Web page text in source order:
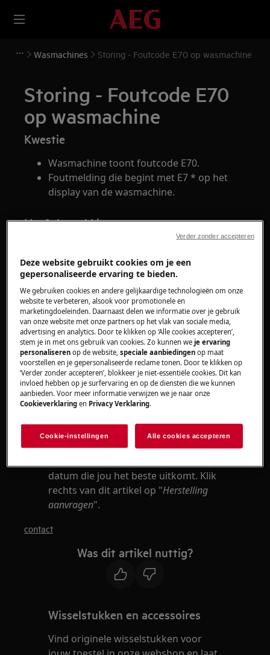
Wasmachines Storing - Foutcode E70 op wasmachine
Storing - Foutcode E70
op wasmachine
Kwestie
Wasmachine toont foutcode E70.
Foutmelding die begint met E7 * op het
display van de wasmachine.
Heeft betrekking op
Was-droogcombinatie
Oplossing
Foutmelding E70 wijst op een probleem
met de temperatuursensor in de
wasmachine. De sensor werkt niet meer of
is beschadigd.
Helaas kan je dit probleem niet zelf
oplossen. Als de foutcode blijft
onze technieker. Neem op met ons
serviceteam voor een afspraak of boek zelf
datum die jou het beste uitkomt. Klik
rechts van dit artikel op "Herstelling
aanvragen".
contact
Was dit artikel nuttig?
Wisselstukken en accessoires
Vind originele wisselstukken voor
Deze website gebruikt cookies om je een
gepersonaliseerde ervaring te bieden.
We gebruiken cookies en andere gelijkaardige technologieën om onze
website te verbeteren, alsook voor promotionele en
marketingdoeleinden. Daarnaast delen we informatie over je gebruik
van onze website met onze partners op het vlak van sociale media,
advertising en analytics. Door te klikken op ‘Alle cookies accepteren’,
stem je in met ons gebruik van cookies. Zo kunnen weje ervaring
personaliseren op de website,speciale aanbiedingen op maat
voorstellen en je gepersonaliseerde reclame tonen. Door te klikken op
‘Verder zonder accepteren’, blokkeer je niet-essentiële cookies. Dit kan
invloed hebben op je surfervaring en op de diensten die we kunnen
aanbieden. Voor meer informatie verwijzen we je naar onze
Cookieverklaring en Privacy Verklaring.
Cookie-instellingen Alle cookies accepteren
Verder zonder accepteren